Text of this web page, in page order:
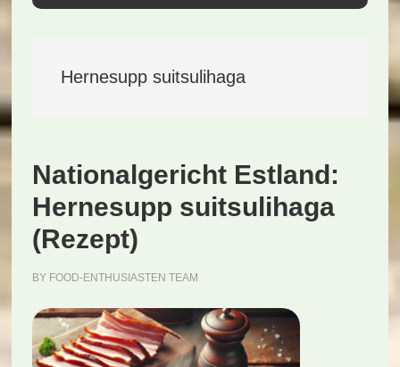
Hernesupp suitsulihaga
Nationalgericht Estland:
Hernesupp suitsulihaga
(Rezept)
BY FOOD-ENTHUSIASTEN TEAM